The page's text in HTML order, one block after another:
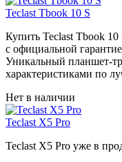
Teclast Tbook 10 S
Купить Teclast Tbook 10
с официальной
Уникальный планшет-
характеристиками по
Нет в наличии
Teclast X5 Pro
Teclast X5 Pro уже в